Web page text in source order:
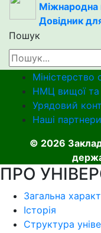
Міжнародна
Довідник
Пошук
Міністерство
НМЦ вищої та
Урядовий
Наші партнери
© 2026 Заклад
ПРО
Загальна
Історія
Структура